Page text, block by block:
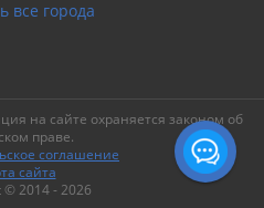
все города
на сайте охраняется законом об
праве.
соглашение
сайта
© 2014 - 2026